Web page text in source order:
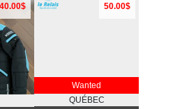
40.00$ 50.00$
Wanted
QUÉBEC